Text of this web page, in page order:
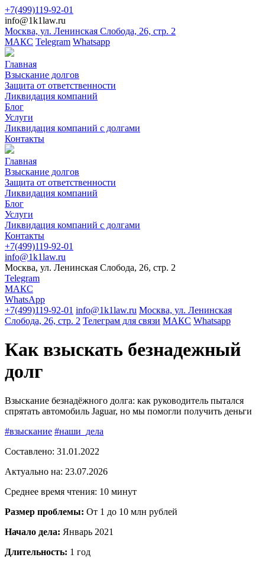
+7(499)119-92-01
info@1k1law.ru
Москва, ул. Ленинская Слобода, 26, стр. 2
МАКС Telegram Whatsapp
Главная
Взыскание долгов
Защита от ответственности
Ликвидация компаний
Блог
Услуги
Ликвидация компаний с долгами
Контакты
Главная
Взыскание долгов
Защита от ответственности
Ликвидация компаний
Блог
Услуги
Ликвидация компаний с долгами
Контакты
+7(499)119-92-01
info@1k1law.ru
Москва, ул. Ленинская Слобода, 26, стр. 2
Telegram
МАКС
WhatsApp
+7(499)119-92-01 info@1k1law.ru Москва, ул. Ленинская
Слобода, 26, стр. 2 Телеграм для связи МАКС Whatsapp
Как взыскать безнадежный
долг
Взыскание безнадёжного долга: как руководитель пытался
спрятать автомобиль Jaguar, но мы помогли получить деньги
#взыскание #наши_дела
Составлено: 31.01.2022
Актуально на: 23.07.2026
Среднее время чтения: 10 минут
Размер проблемы: От 1 до 10 млн рублей
Начало дела: Январь 2021
Длительность: 1 год